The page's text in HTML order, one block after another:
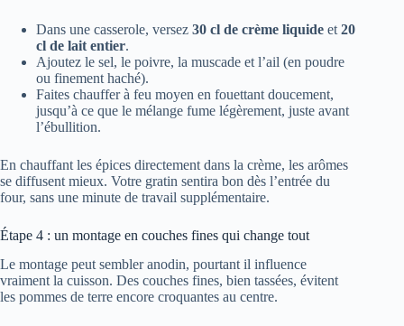
Dans une casserole, versez 30 cl de crème liquide et 20
cl de lait entier.
Ajoutez le sel, le poivre, la muscade et l’ail (en poudre
ou finement haché).
Faites chauffer à feu moyen en fouettant doucement,
jusqu’à ce que le mélange fume légèrement, juste avant
l’ébullition.
En chauffant les épices directement dans la crème, les arômes
se diffusent mieux. Votre gratin sentira bon dès l’entrée du
four, sans une minute de travail supplémentaire.
Étape 4 : un montage en couches fines qui change tout
Le montage peut sembler anodin, pourtant il influence
vraiment la cuisson. Des couches fines, bien tassées, évitent
les pommes de terre encore croquantes au centre.